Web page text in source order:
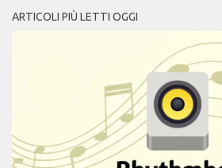
ARTICOLI PIÙ LETTI OGGI